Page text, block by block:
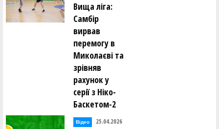
Вища ліга:
Самбір
вирвав
перемогу в
Миколаєві та
зрівняв
рахунок у
серії з Ніко-
Баскетом-2
Відео 25.04.2026